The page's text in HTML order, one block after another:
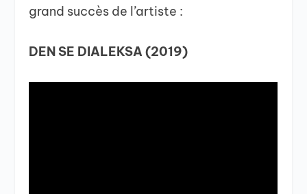
grand succès de l’artiste :
DEN SE DIALEKSA (2019)